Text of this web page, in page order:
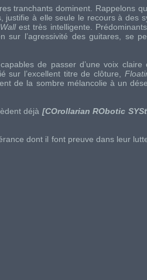
tranchants dominent. Rappelons
justifie à elle seule le recours à des
est très intelligente.
l’agressivité des guitares, se
de passer d’une voix claire
sur l’excellent titre de clôture,
de la sombre mélancolie à un
déjà [COrollarian RObotic
dont il font preuve dans leur